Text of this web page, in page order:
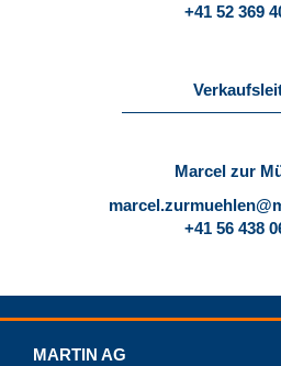
+41 52 369
Marcel zur
+41 56 438
MARTIN AG